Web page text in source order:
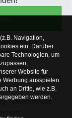
Facebook
Datenschutz
Navigation,
ein. Darüber
Technologien, um
Website für
Werbung ausspielen
an Dritte, wie z.B.
werden.